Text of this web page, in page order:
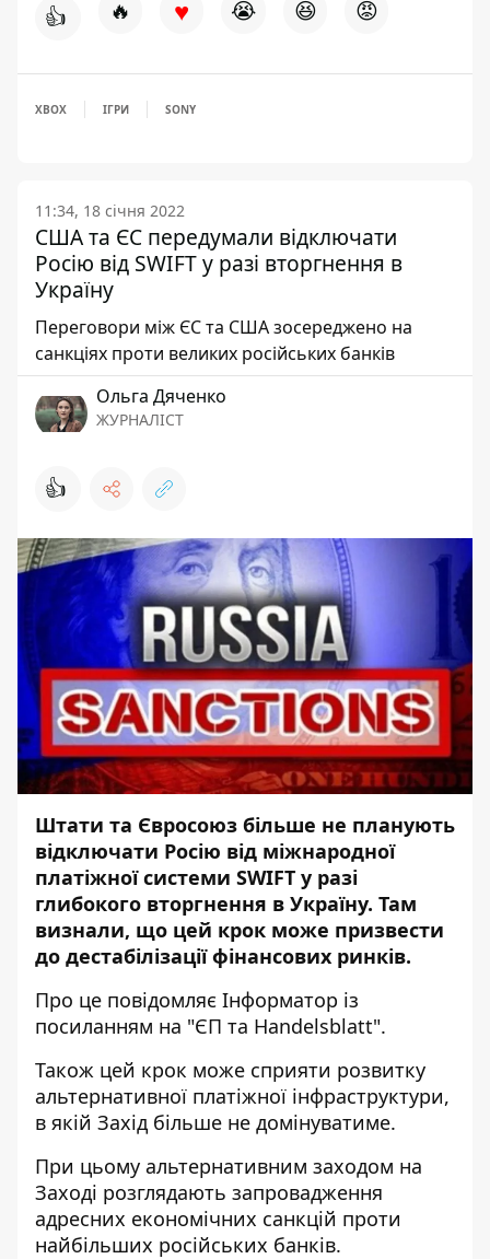
👍 🔥 ♥ 😭 😆 😡
XBOX ІГРИ SONY
11:34, 18 січня 2022
США та ЄС передумали відключати
Росію від SWIFT у разі вторгнення в
Україну
Переговори між ЄС та США зосереджено на
санкціях проти великих російських банків
Ольга Дяченко
ЖУРНАЛІСТ
👍
Штати та Євросоюз більше не планують
відключати Росію від міжнародної
платіжної системи SWIFT у разі
глибокого вторгнення в Україну. Там
визнали, що цей крок може призвести
до дестабілізації фінансових ринків.
Про це повідомляє Інформатор із
посиланням на "ЄП та Handelsblatt".
Також цей крок може сприяти розвитку
альтернативної платіжної інфраструктури,
в якій Захід більше не домінуватиме.
При цьому альтернативним заходом на
Заході розглядають запровадження
адресних економічних санкцій проти
найбільших російських банків.